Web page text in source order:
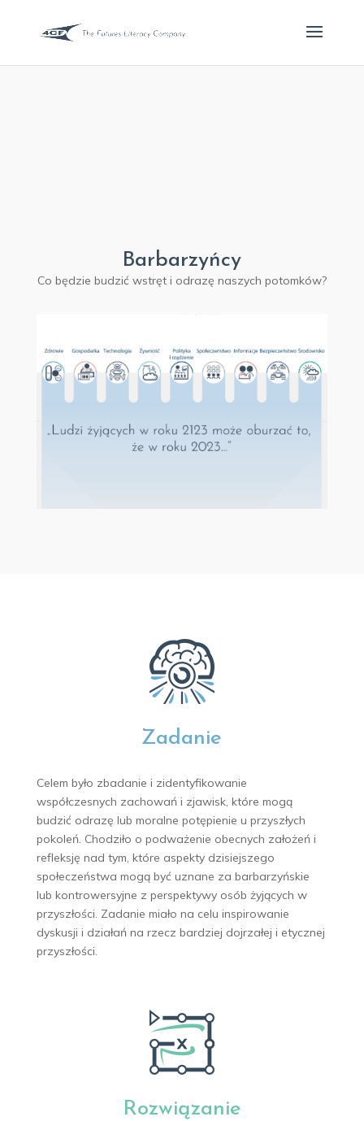
Barbarzyńcy
Co będzie budzić wstręt i odrazę naszych potomków?
Zadanie
Celem było zbadanie i zidentyfikowanie
współczesnych zachowań i zjawisk, które mogą
budzić odrazę lub moralne potępienie u przyszłych
pokoleń. Chodziło o podważenie obecnych założeń i
refleksję nad tym, które aspekty dzisiejszego
społeczeństwa mogą być uznane za barbarzyńskie
lub kontrowersyjne z perspektywy osób żyjących w
przyszłości. Zadanie miało na celu inspirowanie
dyskusji i działań na rzecz bardziej dojrzałej i etycznej
przyszłości.
Rozwiązanie